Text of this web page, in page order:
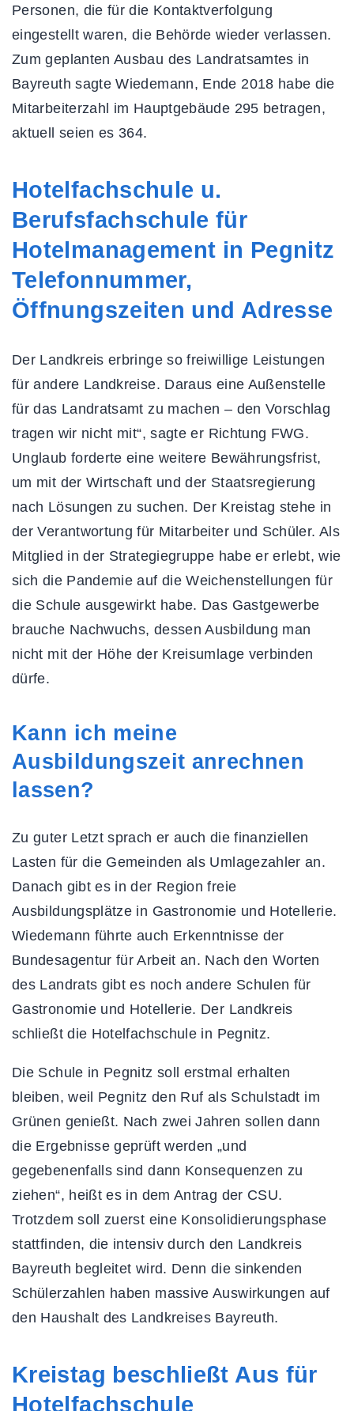
Personen, die für die Kontaktverfolgung
eingestellt waren, die Behörde wieder verlassen.
Zum geplanten Ausbau des Landratsamtes in
Bayreuth sagte Wiedemann, Ende 2018 habe die
Mitarbeiterzahl im Hauptgebäude 295 betragen,
aktuell seien es 364.
Hotelfachschule u.
Berufsfachschule für
Hotelmanagement in Pegnitz
Telefonnummer,
Öffnungszeiten und Adresse
Der Landkreis erbringe so freiwillige Leistungen
für andere Landkreise. Daraus eine Außenstelle
für das Landratsamt zu machen – den Vorschlag
tragen wir nicht mit“, sagte er Richtung FWG.
Unglaub forderte eine weitere Bewährungsfrist,
um mit der Wirtschaft und der Staatsregierung
nach Lösungen zu suchen. Der Kreistag stehe in
der Verantwortung für Mitarbeiter und Schüler. Als
Mitglied in der Strategiegruppe habe er erlebt, wie
sich die Pandemie auf die Weichenstellungen für
die Schule ausgewirkt habe. Das Gastgewerbe
brauche Nachwuchs, dessen Ausbildung man
nicht mit der Höhe der Kreisumlage verbinden
dürfe.
Kann ich meine
Ausbildungszeit anrechnen
lassen?
Zu guter Letzt sprach er auch die finanziellen
Lasten für die Gemeinden als Umlagezahler an.
Danach gibt es in der Region freie
Ausbildungsplätze in Gastronomie und Hotellerie.
Wiedemann führte auch Erkenntnisse der
Bundesagentur für Arbeit an. Nach den Worten
des Landrats gibt es noch andere Schulen für
Gastronomie und Hotellerie. Der Landkreis
schließt die Hotelfachschule in Pegnitz.
Die Schule in Pegnitz soll erstmal erhalten
bleiben, weil Pegnitz den Ruf als Schulstadt im
Grünen genießt. Nach zwei Jahren sollen dann
die Ergebnisse geprüft werden „und
gegebenenfalls sind dann Konsequenzen zu
ziehen“, heißt es in dem Antrag der CSU.
Trotzdem soll zuerst eine Konsolidierungsphase
stattfinden, die intensiv durch den Landkreis
Bayreuth begleitet wird. Denn die sinkenden
Schülerzahlen haben massive Auswirkungen auf
den Haushalt des Landkreises Bayreuth.
Kreistag beschließt Aus für
Hotelfachschule